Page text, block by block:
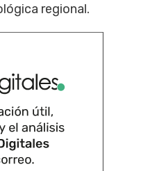
regional.